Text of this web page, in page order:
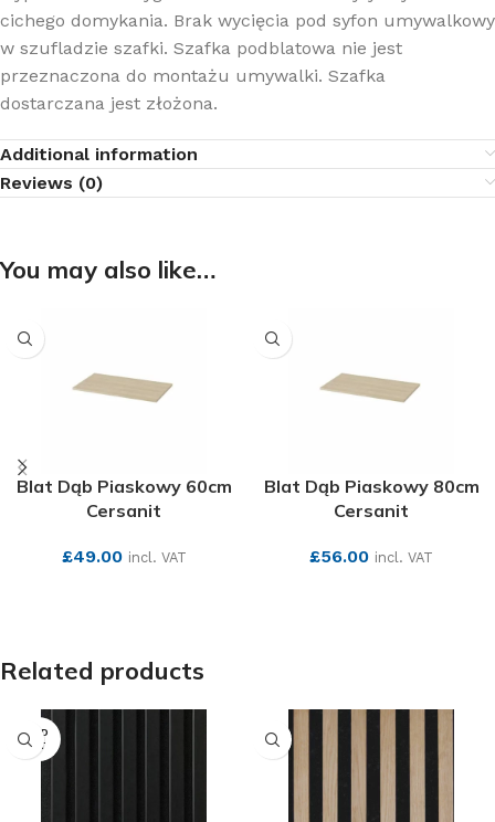
cichego domykania. Brak wycięcia pod syfon umywalkowy
w szufladzie szafki. Szafka podblatowa nie jest
przeznaczona do montażu umywalki. Szafka
dostarczana jest złożona.
Additional information
Reviews (0)
You may also like…
Blat Dąb Piaskowy 60cm
Cersanit
£49.00 incl. VAT
Blat Dąb Piaskowy 80cm
Cersanit
£56.00 incl. VAT
Related products
SOLD
OUT